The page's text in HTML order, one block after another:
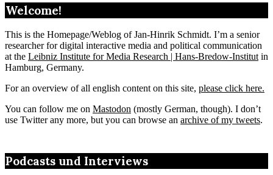
Welcome!
This is the Homepage/Weblog of Jan-Hinrik Schmidt. I’m a senior
researcher for digital interactive media and political communication
at the Leibniz Institute for Media Research | Hans-Bredow-Institutin
Hamburg, Germany.
For an overview of all english content on this site, please click here.
You can follow me on Mastodon (mostly German, though). I don’t
use Twitter any more, but you can browse an archive of my tweets.
Podcasts und Interviews